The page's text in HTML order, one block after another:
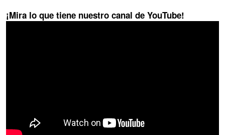
¡Mira lo que tiene nuestro canal de YouTube!